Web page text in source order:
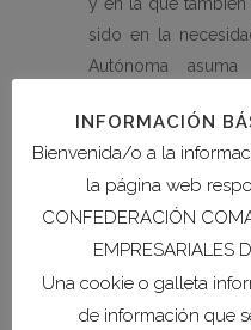
sido en la
Autónoma
burocracia y
empresarios
Todos los alcaldes
con el
periódica de forma
se pueda avanzar
INFORMACIÓN
Bienvenida/o a la
la página web
CONFEDERACIÓN
EMPRESARIALES
Una cookie o galleta
de información que